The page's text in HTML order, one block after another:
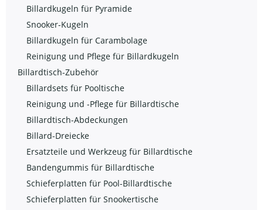
Billardkugeln für Pyramide
Snooker-Kugeln
Billardkugeln für Carambolage
Reinigung und Pflege für Billardkugeln
Billardtisch-Zubehör
Billardsets für Pooltische
Reinigung und -Pflege für Billardtische
Billardtisch-Abdeckungen
Billard-Dreiecke
Ersatzteile und Werkzeug für Billardtische
Bandengummis für Billardtische
Schieferplatten für Pool-Billardtische
Schieferplatten für Snookertische